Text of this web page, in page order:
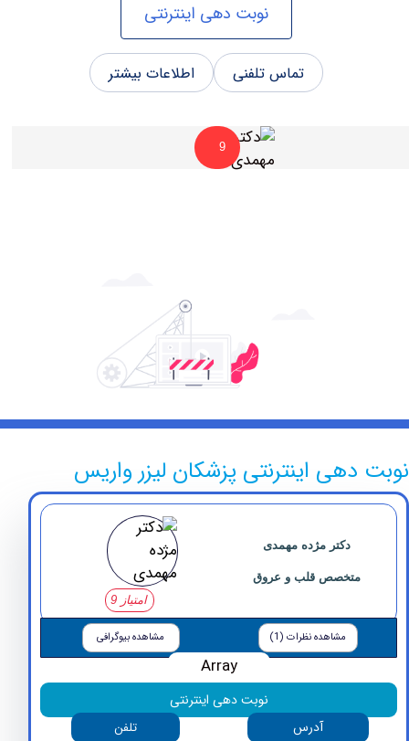
نوبت دهی اینترنتی
تماس تلفنی اطلاعات بیشتر
اینترنتی پزشکان لیزر واریس
دکتر مژده مهمدی
متخصص قلب و عروق
مشاهده نظرات (1) مشاهده بیوگرافی
Array
نوبت دهی اینترنتی
آدرس
تلفن